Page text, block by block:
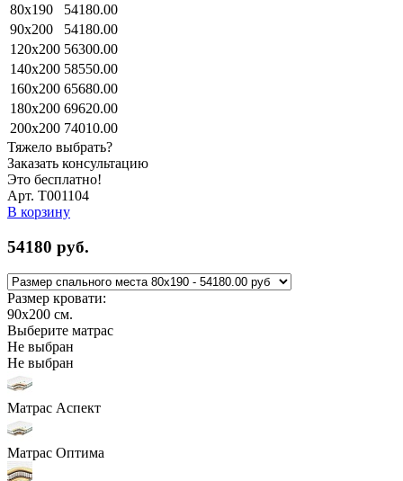
80x190
54180.00
90x200
54180.00
120x200 56300.00
140x200 58550.00
160x200 65680.00
180x200 69620.00
200x200 74010.00
Тяжело выбрать?
Заказать консультацию
Это бесплатно!
Арт. Т001104
В корзину
54180 руб.
Размер кровати:
90x200 см.
Выберите матрас
Не выбран
Не выбран
Матрас Аспект
Матрас Оптима